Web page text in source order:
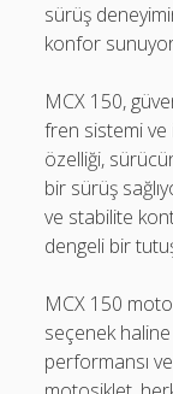
sürüş
konfor
MCX 150,
fren sistemi ve
özelliği,
bir sürüş
ve stabilite
dengeli bir
MCX 150
seçenek
performansı